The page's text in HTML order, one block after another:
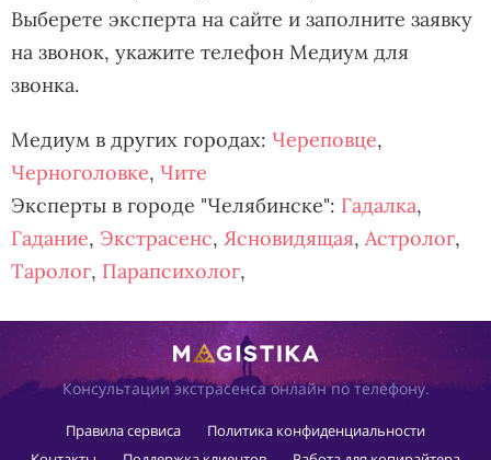
Выберете эксперта на сайте и заполните заявку
на звонок, укажите телефон Медиум для
звонка.
Медиум в других городах: Череповце,
Черноголовке, Чите
Эксперты в городе "Челябинске": Гадалка,
Гадание, Экстрасенс, Ясновидящая, Астролог,
Таролог, Парапсихолог,
Консультации экстрасенса онлайн по телефону.
Правила сервиса
Политика конфиденциальности